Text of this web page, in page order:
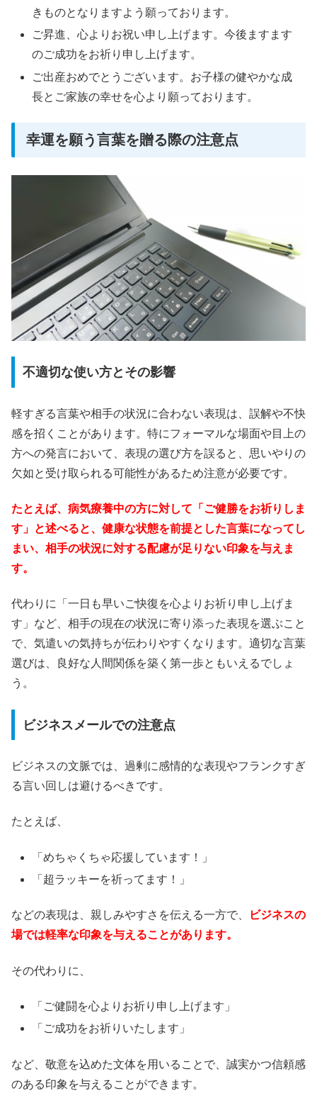
きものとなりますよう願っております。
ご昇進、心よりお祝い申し上げます。今後ますます
のご成功をお祈り申し上げます。
ご出産おめでとうございます。お子様の健やかな成
長とご家族の幸せを心より願っております。
幸運を願う言葉を贈る際の注意点
不適切な使い方とその影響
軽すぎる言葉や相手の状況に合わない表現は、誤解や不快
感を招くことがあります。特にフォーマルな場面や目上の
方への発言において、表現の選び方を誤ると、思いやりの
欠如と受け取られる可能性があるため注意が必要です。
たとえば、病気療養中の方に対して「ご健勝をお祈りしま
す」と述べると、健康な状態を前提とした言葉になってし
まい、相手の状況に対する配慮が足りない印象を与えま
す。
代わりに「一日も早いご快復を心よりお祈り申し上げま
す」など、相手の現在の状況に寄り添った表現を選ぶこと
で、気遣いの気持ちが伝わりやすくなります。適切な言葉
選びは、良好な人間関係を築く第一歩ともいえるでしょ
う。
ビジネスメールでの注意点
ビジネスの文脈では、過剰に感情的な表現やフランクすぎ
る言い回しは避けるべきです。
たとえば、
「めちゃくちゃ応援しています！」
「超ラッキーを祈ってます！」
などの表現は、親しみやすさを伝える一方で、
ビジネスの
場では軽率な印象を与えることがあります。
その代わりに、
「ご健闘を心よりお祈り申し上げます」
「ご成功をお祈りいたします」
など、敬意を込めた文体を用いることで、誠実かつ信頼感
のある印象を与えることができます。